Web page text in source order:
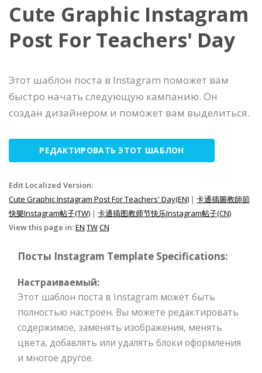
Cute Graphic Instagram
Post For Teachers' Day
Этот шаблон поста в Instagram поможет вам
быстро начать следующую кампанию. Он
создан дизайнером и поможет вам выделиться.
РЕДАКТИРОВАТЬ ЭТОТ ШАБЛОН
Edit Localized Version:
Cute Graphic Instagram Post For Teachers' Day(EN) | 卡通插圖教師節
快樂Instagram帖子(TW) | 卡通插图教师节快乐Instagram帖子(CN)
View this page in:EN TWCN
Посты Instagram Template Specifications:
Настраиваемый:
Этот шаблон поста в Instagram может быть
полностью настроен. Вы можете редактировать
содержимое, заменять изображения, менять
цвета, добавлять или удалять блоки оформления
и многое другое.